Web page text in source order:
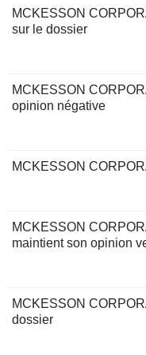
MCKESSON
sur le dossier
MCKESSON
opinion négative
MCKESSON
MCKESSON
maintient son opinion
MCKESSON
dossier